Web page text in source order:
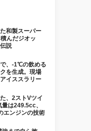
和製スーパー
んだジオッ
説
、-1℃の飲める
を生成。現場
イススラリー
、2ストVツイ
は249.5cc、
エンジンの技術